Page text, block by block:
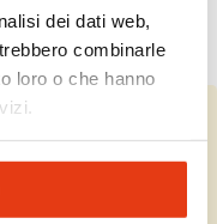
dei dati web,
combinarle
loro o che hanno
è un
i suoi dati.